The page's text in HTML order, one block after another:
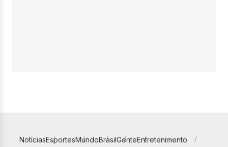
NotíciasEsportesMundoBrasilGenteEntretenimento